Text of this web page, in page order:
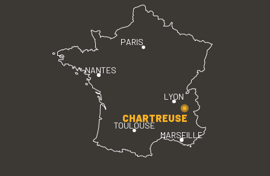
PARIS
LYON
TOULOUSE
MARSEILLE
NANTES
CHARTREUSE